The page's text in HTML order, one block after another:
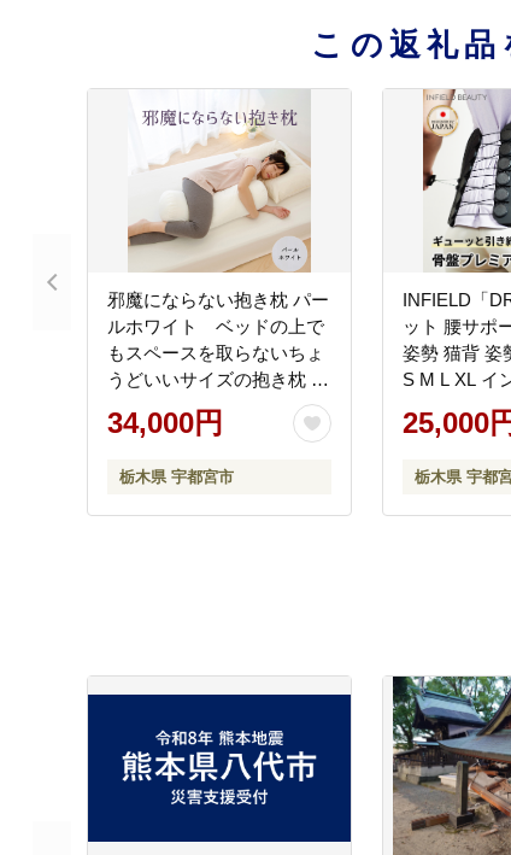
この返礼
邪魔にならない抱き枕 パー
ルホワイト ベッドの上で
もスペースを取らないちょ
うどいいサイズの抱き枕 ｜
抱き枕 小さい おすすめ お
しゃれ ボルスター 妊婦 だ
きまくら
34,000円
栃木県 宇都宮市
INFIELD「
ット 腰サポ
姿勢 猫背 姿
S M L XL イ
ドクターフ
調整 産後 筋
ない 手入れ
25,000
栃木県 宇都